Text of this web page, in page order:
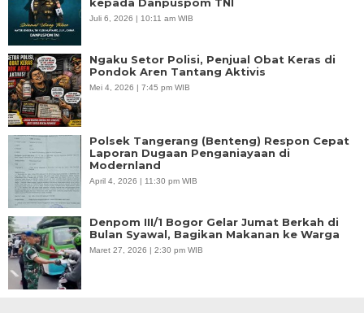
Juli 6, 2026 | 10:11 am WIB
Ngaku Setor Polisi, Penjual Obat Keras di
Pondok Aren Tantang Aktivis
Mei 4, 2026 | 7:45 pm WIB
Polsek Tangerang (Benteng) Respon Cepat
Laporan Dugaan Penganiayaan di
Modernland
April 4, 2026 | 11:30 pm WIB
Denpom III/1 Bogor Gelar Jumat Berkah di
Bulan Syawal, Bagikan Makanan ke Warga
Maret 27, 2026 | 2:30 pm WIB